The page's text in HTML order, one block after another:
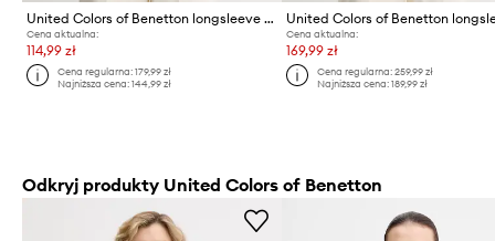
United Colors of Benetton longsleeve damski bawełniany
Cena aktualna:
114,99 zł
Cena regularna:179,99 zł
Najniższa cena:144,99 zł
Cena aktualna:
169,99 zł
Cena regularna: 259,99 zł
Najniższa cena: 189,99 zł
Odkryj produkty United Colors of Benetton